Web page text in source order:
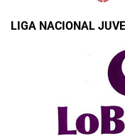
LIGA NACIONAL